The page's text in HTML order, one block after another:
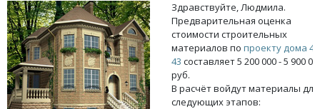
Здравствуйте, Людмила.
Предварительная оценка
стоимости строительных
материалов по проекту дома
43 составляет 5 200 000 - 5 900
руб.
В расчёт войдут материалы для
следующих этапов: